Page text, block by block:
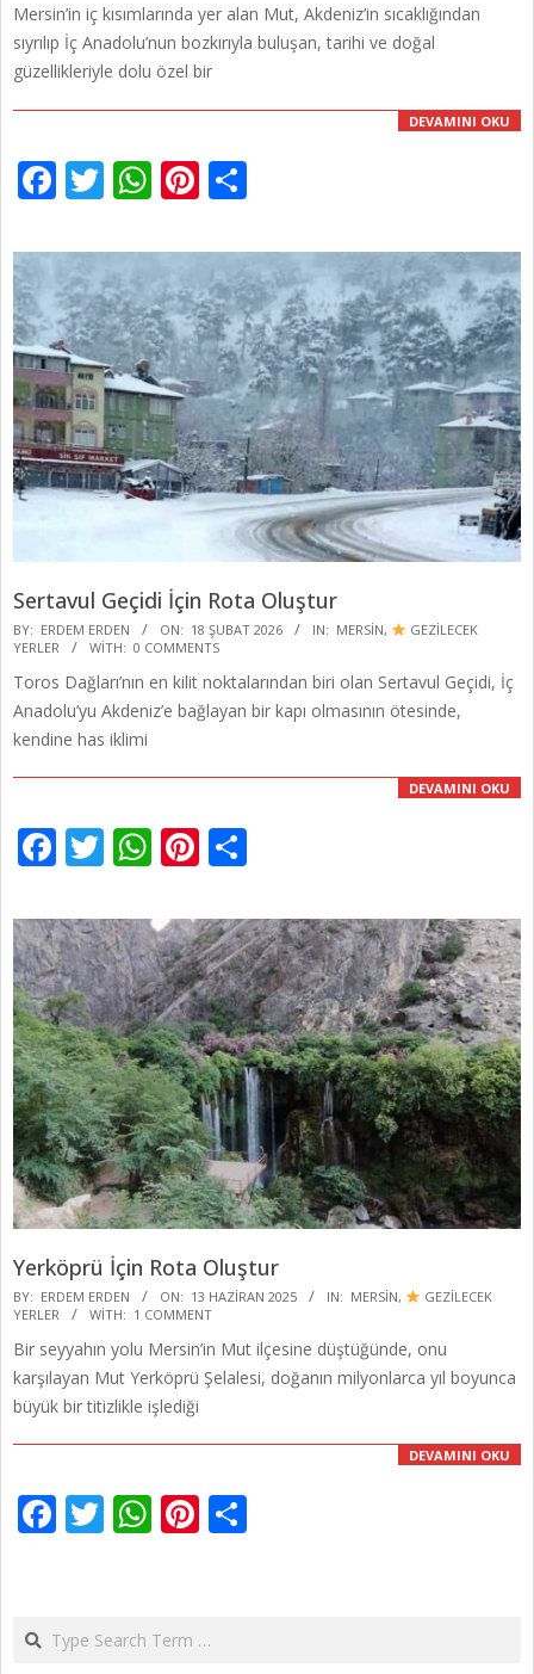
07
Mersin’in iç kısımlarında yer alan Mut, Akdeniz’in sıcaklığından
sıyrılıp İç Anadolu’nun bozkırıyla buluşan, tarihi ve doğal
güzellikleriyle dolu özel bir
DEVAMINI OKU
Facebook
Twitter
WhatsApp
Pinterest
Sertavul Geçidi İçin Rota Oluştur
2026-
02-
18
BY: ERDEM ERDEN ON: 18 ŞUBAT 2026 IN: MERSIN,
GEZİLECEK
YERLER
WITH: 0 COMMENTS
Toros Dağları’nın en kilit noktalarından biri olan Sertavul Geçidi, İç
Anadolu’yu Akdeniz’e bağlayan bir kapı olmasının ötesinde,
kendine has iklimi
DEVAMINI OKU
Facebook
Twitter
WhatsApp
Pinterest
Yerköprü İçin Rota Oluştur
2025-
06-
13
BY: ERDEM ERDEN ON: 13 HAZIRAN 2025 IN: MERSIN,
GEZİLECEK
YERLER
WITH: 1 COMMENT
Bir seyyahın yolu Mersin’in Mut ilçesine düştüğünde, onu
karşılayan Mut Yerköprü Şelalesi, doğanın milyonlarca yıl boyunca
büyük bir titizlikle işlediği
DEVAMINI OKU
Facebook
Twitter
WhatsApp
Pinterest
Search